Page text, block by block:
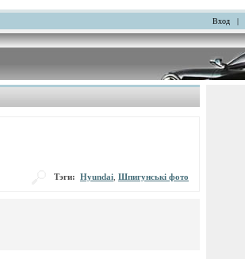
Вход |
Тэги: Hyundai Шпигунські фото